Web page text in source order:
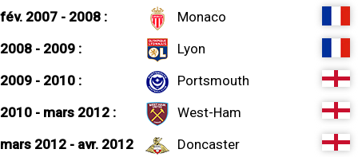
fév. 2007 - 2008 :
Monaco
2008 - 2009 :
Lyon
2009 - 2010 :
Portsmouth
2010 - mars 2012 :
West-Ham
mars 2012 - avr. 2012
Doncaster